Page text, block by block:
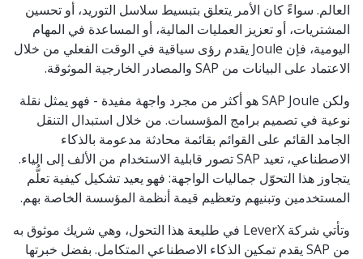
العالم. سواءً كان الأمر يتعلق بتبسيط سلاسل التوريد، أو تحسين
المشتريات، أو تعزيز العمليات المالية، أو المساعدة في المهام
اليومية، فإن Joule يقدم رؤى سياقية في الوقت الفعلي من خلال
الاعتماد على البيانات من SAP والمصادر الخارجية الموثوقة.
ولكن SAP Joule هو أكثر من مجرد واجهة مفيدة - فهو يمثل نقلة
نوعية في تصميم برامج المؤسسات. من خلال استبدال التنقل
الجامد القائم على القوائم بقائمة محادثة مدعومة بالذكاء
الاصطناعي، تعيد SAP تصور قابلية الاستخدام من الألف إلى الياء.
يتجاوز هذا التحوّل جماليات الواجهة: فهو يعيد تشكيل كيفية تعلُّم
المستخدمين وتبنيهم وتعظيم قيمة أنظمة المؤسسة الخاصة بهم.
وتأتي شركة LeverX في طليعة هذا التحول، وهي شريك موثوق به
من SAP يقدم تمكين الذكاء الاصطناعي المتكامل. بفضل خبرتها